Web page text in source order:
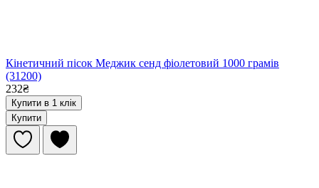
Кінетичний пісок Меджик сенд фіолетовий 1000 грамів
(31200)
232₴
Купити в 1 клік
Купити